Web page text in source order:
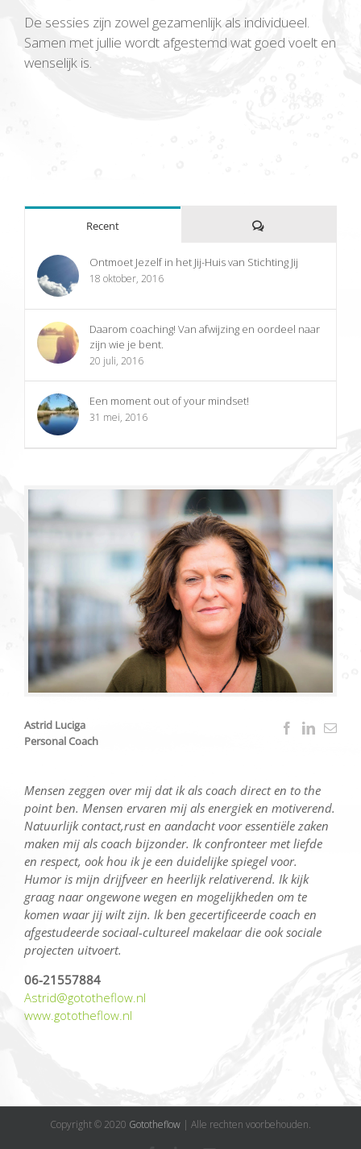
De sessies zijn zowel gezamenlijk als individueel.
Samen met jullie wordt afgestemd wat goed voelt en
wenselijk is.
Recent Reacties
Ontmoet Jezelf in het Jij-Huis van Stichting Jij
18 oktober, 2016
Daarom coaching! Van afwijzing en oordeel naar
zijn wie je bent.
20 juli, 2016
Een moment out of your mindset!
31 mei, 2016
Astrid Luciga
Personal Coach
Mensen zeggen over mij dat ik als coach direct en to the
point ben. Mensen ervaren mij als energiek en motiverend.
Natuurlijk contact,rust en aandacht voor essentiële zaken
maken mij als coach bijzonder. Ik confronteer met liefde
en respect, ook hou ik je een duidelijke spiegel voor.
Humor is mijn drijfveer en heerlijk relativerend. Ik kijk
graag naar ongewone wegen en mogelijkheden om te
komen waar jij wilt zijn. Ik ben gecertificeerde coach en
afgestudeerde sociaal-cultureel makelaar die ook sociale
projecten uitvoert.
06-21557884
Astrid@gototheflow.nl
www.gototheflow.nl
Copyright © 2020 Gototheflow | Alle rechten voorbehouden.